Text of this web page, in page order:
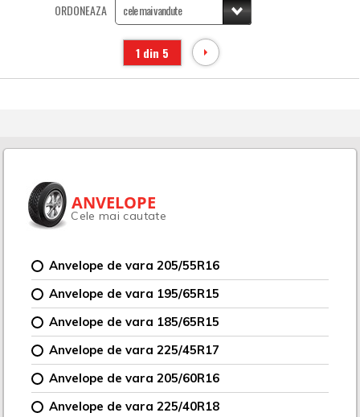
ORDONEAZA
1 din 5
ANVELOPE
Cele mai cautate
Anvelope de vara 205/55R16
Anvelope de vara 195/65R15
Anvelope de vara 185/65R15
Anvelope de vara 225/45R17
Anvelope de vara 205/60R16
Anvelope de vara 225/40R18